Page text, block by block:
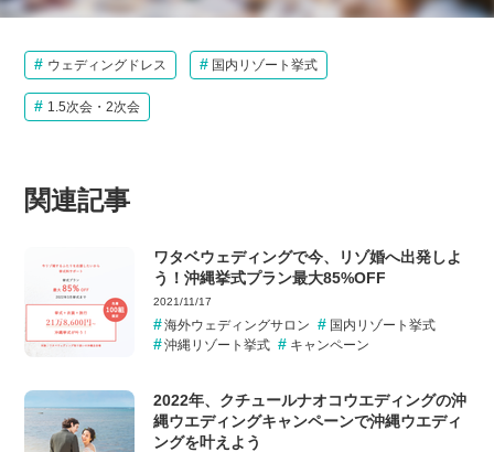
ウェディングドレス 国内リゾート挙式
1.5次会・2次会
関連記事
ワタベウェディングで今、リゾ婚へ出発しよ
う！沖縄挙式プラン最大85%OFF
2021/11/17
海外ウェディングサロン
国内リゾート挙式
沖縄リゾート挙式
キャンペーン
2022年、クチュールナオコウエディングの沖
縄ウエディングキャンペーンで沖縄ウエディ
ングを叶えよう